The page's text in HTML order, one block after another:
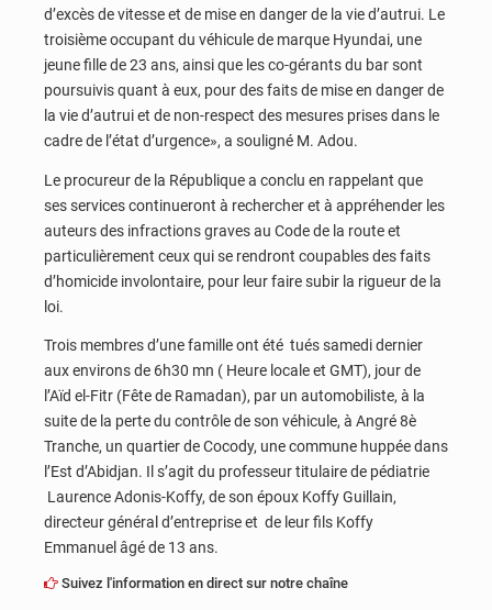
d’excès de vitesse et de mise en danger de la vie d’autrui. Le
troisième occupant du véhicule de marque Hyundai, une
jeune fille de 23 ans, ainsi que les co-gérants du bar sont
poursuivis quant à eux, pour des faits de mise en danger de
la vie d’autrui et de non-respect des mesures prises dans le
cadre de l’état d’urgence», a souligné M. Adou.
Le procureur de la République a conclu en rappelant que
ses services continueront à rechercher et à appréhender les
auteurs des infractions graves au Code de la route et
particulièrement ceux qui se rendront coupables des faits
d’homicide involontaire, pour leur faire subir la rigueur de la
loi.
Trois membres d’une famille ont été tués samedi dernier
aux environs de 6h30 mn ( Heure locale et GMT), jour de
l’Aïd el-Fitr (Fête de Ramadan), par un automobiliste, à la
suite de la perte du contrôle de son véhicule, à Angré 8è
Tranche, un quartier de Cocody, une commune huppée dans
l’Est d’Abidjan. Il s’agit du professeur titulaire de pédiatrie
Laurence Adonis-Koffy, de son époux Koffy Guillain,
directeur général d’entreprise et de leur fils Koffy
Emmanuel âgé de 13 ans.
Suivez l'information en direct sur notre chaîne